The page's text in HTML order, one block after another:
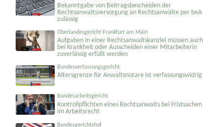
Bekanntgabe von Beitragsbescheiden der
Rechtsanwalts­versorgung an Rechtsanwälte per beA
zulässig
Oberlandesgericht Frankfurt am Main
Aufgaben in einer Rechtsanwalts­kanzlei müssen auch
bei Krankheit oder Ausscheiden einer Mitarbeiterin
zuverlässig erfüllt werden
Bundesverfassungsgericht
Altersgrenze für Anwaltsnotare ist verfassungswidrig
Bundesarbeitsgericht
Kontrollpflichten eines Rechtsanwalts bei Fristsachen
im Arbeitsrecht